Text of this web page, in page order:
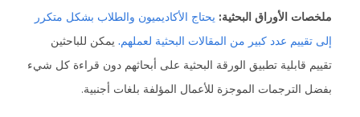
ملخصات الأوراق البحثية: يحتاج الأكاديميون والطلاب بشكل متكرر
إلى تقييم عدد كبير من المقالات البحثية لعملهم.يمكن للباحثين
تقييم قابلية تطبيق الورقة البحثية على أبحاثهم دون قراءة كل شيء
بفضل الترجمات الموجزة للأعمال المؤلفة بلغات أجنبية.